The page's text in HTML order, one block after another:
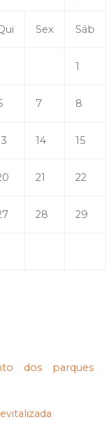
Sex Sáb
1
7 8
14 15
21 22
28 29
dos parques